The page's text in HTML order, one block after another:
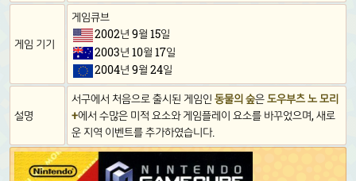
게임 기기
게임큐브
2002년 9월 15일
2003년 10월 17일
2004년 9월 24일
설명
서구에서 처음으로 출시된 게임인 동물의 숲은도우부츠 노 모리
+에서 수많은 미적 요소와 게임플레이 요소를 바꾸었으며, 새로
운 지역 이벤트를 추가하였습니다.